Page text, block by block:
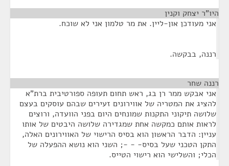
היו"ר יצחק וקנין
אני מעודכן און-ליין. את מר טלמון אני לא שוכח.
רננה, בבקשה.
רננה שחר
אני אבקש ממר רן בג, ראש תחום תעופה ספורטיבית ברת"א
להציג את המטריה של אווירונים זעירים שבהם עוסקים בעצם
שלושה תיקוני התקנות שמונחים היום בפני הוועדה, ורוצים
לראות אותם כמקשה אחת שמגדירה שלושה היבטים של אותו
עניין: הדבר הראשון הוא בסיס הרישוי של האווירונים האלה,
התקן הטכני שעל בסיס- - -; השני הוא נושא ההפעלה של
הכלי; והשלישי הוא רישוי הטייס.